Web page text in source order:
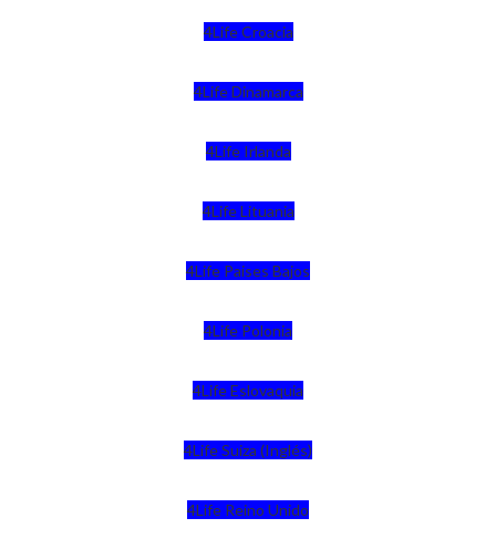
4Life Croacia
4Life Dinamarca
4Life Irlanda
4Life Lituania
4Life Paises Bajos
4Life Polonia
4Life Eslovaquia
4Life Suiza (Inglés)
4Life Reino Unido